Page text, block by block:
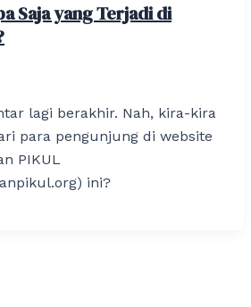
Saja yang Terjadi di
lagi berakhir. Nah, kira-kira
para pengunjung di website
PIKUL
ini?